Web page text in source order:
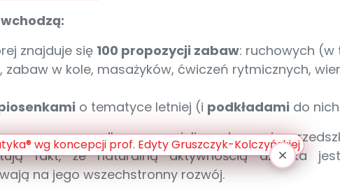
znajduje się 100 propozycji zabaw: ruchowych (w
zabaw w kole, masażyków, ćwiczeń rytmicznych,
o tematyce letniej (i podkładami do
dla nauczycieli wychowania
fakt, że naturalną aktywnością dziecka
na jego wszechstronny rozwój.